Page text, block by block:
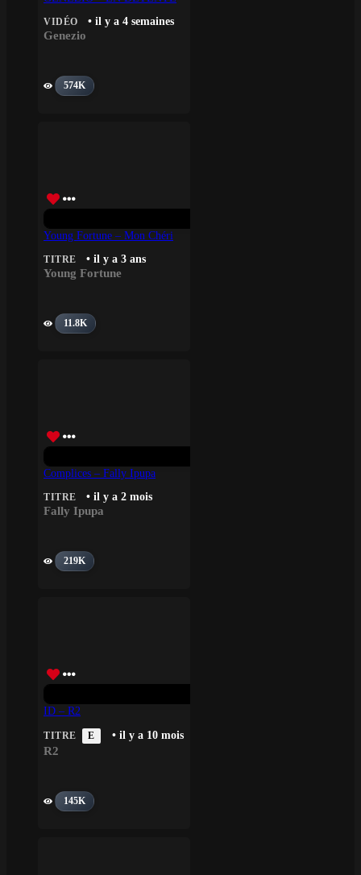
VIDÉO • il y a 4 semaines
Genezio
574K
Young Fortune – Mon Chéri
TITRE • il y a 3 ans
Young Fortune
11.8K
Complices – Fally Ipupa
TITRE • il y a 2 mois
Fally Ipupa
219K
ID – R2
TITRE E • il y a 10 mois
R2
145K